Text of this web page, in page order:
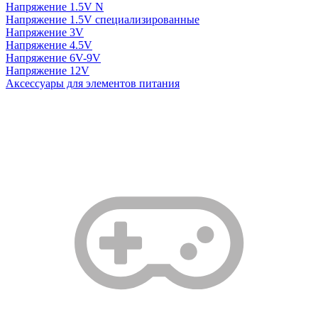
Напряжение 1.5V N
Напряжение 1.5V специализированные
Напряжение 3V
Напряжение 4.5V
Напряжение 6V-9V
Напряжение 12V
Аксессуары для элементов питания